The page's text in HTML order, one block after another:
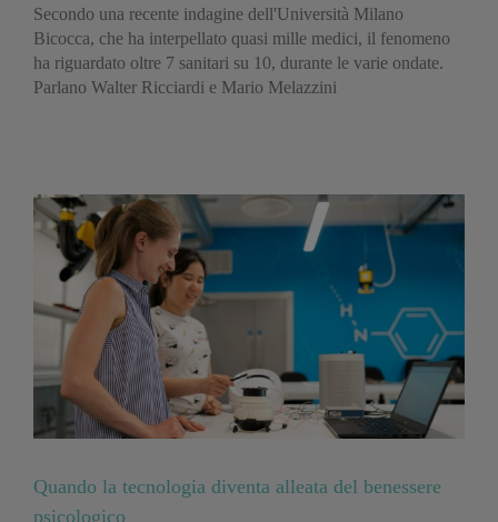
Secondo una recente indagine dell'Università Milano
Bicocca, che ha interpellato quasi mille medici, il fenomeno
ha riguardato oltre 7 sanitari su 10, durante le varie ondate.
Parlano Walter Ricciardi e Mario Melazzini
Quando la tecnologia diventa alleata del benessere
psicologico